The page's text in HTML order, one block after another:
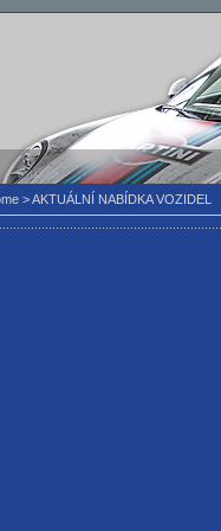
>AKTUÁLNÍ NABÍDKA VOZIDEL